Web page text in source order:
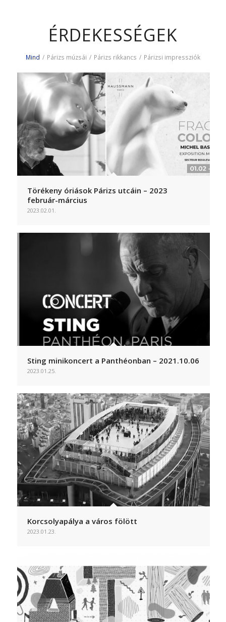
ÉRDEKESSÉGEK
Mind / Párizs múzsái / Párizs rikkancs / Párizsi impressziók
Törékeny óriások Párizs utcáin – 2023
február-március
2023.02.01.
Sting minikoncert a Panthéonban – 2021.10.06
2023.01.25.
Korcsolyapálya a város fölött
2023.01.23.